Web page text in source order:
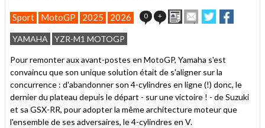
Sport MotoGP 2025 2026 0 + ImprimerEnvoyer
cet
ami
Partager
sur
sur
YAMAHA YZR-M1 MOTOGP
Pour remonter aux avant-postes en MotoGP, Yamaha s'est
convaincu que son unique solution était de s'aligner sur la
concurrence : d'abandonner son 4-cylindres en ligne (!) donc, le
dernier du plateau depuis le départ - sur une victoire ! - de Suzuki
et sa GSX-RR, pour adopter la même architecture moteur que
l'ensemble de ses adversaires, le 4-cylindres en V.